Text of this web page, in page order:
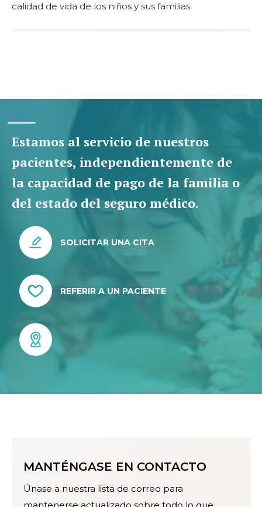
calidad de vida de los niños y sus familias.
Estamos al servicio de nuestros
pacientes, independientemente de
la capacidad de pago de la familia o
del estado del seguro médico.
SOLICITAR UNA CITA
REFERIR A UN PACIENTE
MANTÉNGASE EN CONTACTO
Únase a nuestra lista de correo para